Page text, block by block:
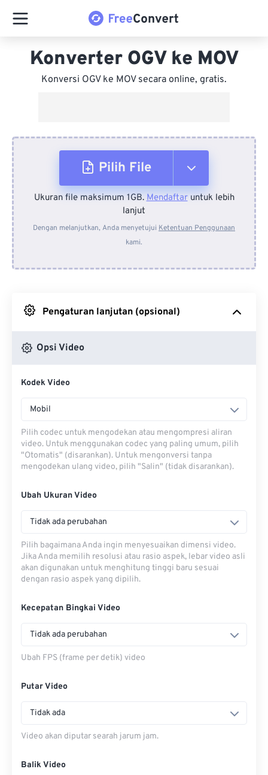
Konverter OGV ke MOV
Konversi OGV ke MOV secara online, gratis.
Pilih File
Dari Perangkat
Dari Dropbox
Ukuran file maksimum 1GB.Mendaftaruntuk lebih
lanjut
Dengan melanjutkan, Anda menyetujui Ketentuan Penggunaan
kami.
Pengaturan lanjutan (opsional)
Opsi Video
Kodek Video
Mobil
Pilih codec untuk mengodekan atau mengompresi aliran
video. Untuk menggunakan codec yang paling umum, pilih
"Otomatis" (disarankan). Untuk mengonversi tanpa
mengodekan ulang video, pilih "Salin" (tidak disarankan).
Ubah Ukuran Video
Tidak ada perubahan
Pilih bagaimana Anda ingin menyesuaikan dimensi video.
Jika Anda memilih resolusi atau rasio aspek, lebar video asli
akan digunakan untuk menghitung tinggi baru sesuai
dengan rasio aspek yang dipilih.
Kecepatan Bingkai Video
Tidak ada perubahan
Ubah FPS (frame per detik) video
Putar Video
Tidak ada
Video akan diputar searah jarum jam.
Balik Video